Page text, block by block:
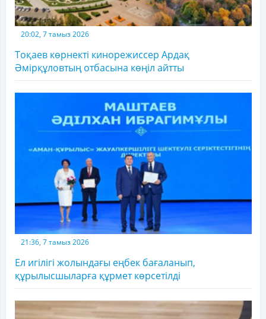
20:02, 7 тамыз 2026
Тоқаев көрнекті кинорежиссер Ардақ
Әмірқұловтың отбасына көңіл айтты
21:36, 7 тамыз 2026
Ел игілігі жолындағы еңбек бағаланып,
құрылысшыларға құрмет көрсетілді